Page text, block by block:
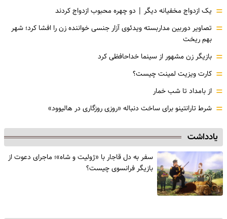
= یک ازدواج مخفیانه دیگر | دو چهره محبوب ازدواج کردند
= تصاویر دوربین مداربسته ویدئوی آزار جنسی خواننده زن را افشا کرد؛ شهر
بهم ریخت
= بازیگر زن مشهور از سینما خداحافظی کرد
= کارت ویزیت لمینت چیست؟
= از بامداد تا شب خمار
= شرط تارانتینو برای ساخت دنباله «روزی روزگاری در هالیوود»
یادداشت
سفر به دل قاجار با «ژولیت و شاه»؛ ماجرای دعوت از
‌بازیگر فرانسوی چیست؟